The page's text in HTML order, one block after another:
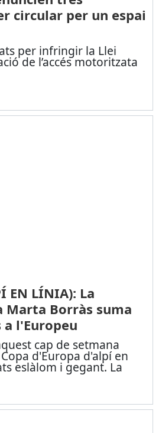
circular per un espai
per infringir la Llei
de l’accés motoritzata
EN LÍNIA): La
Marta Borràs suma
l'Europeu
cap de setmana
d'Europa d'alpí en
eslàlom i gegant. La